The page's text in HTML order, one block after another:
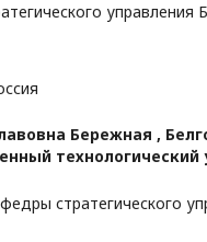
управления
Бережная ,
технологический
стратегического